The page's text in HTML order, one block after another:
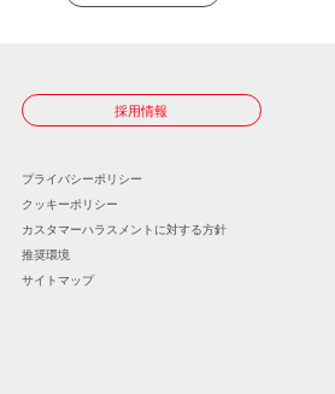
採用情報
プライバシーポリシー
クッキーポリシー
カスタマーハラスメントに対する方針
推奨環境
サイトマップ